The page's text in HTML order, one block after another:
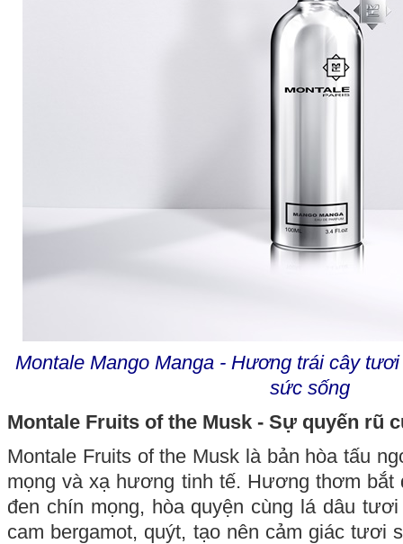
Montale Mango Manga - Hương trái cây
sức sống
Montale Fruits of the Musk - Sự quyến rũ
Montale Fruits of the Musk là bản hòa tấu
mọng và xạ hương tinh tế. Hương thơm bắt
đen chín mọng, hòa quyện cùng lá dâu
cam bergamot, quýt, tạo nên cảm giác tươi